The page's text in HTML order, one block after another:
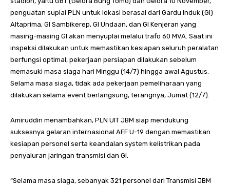
penguatan suplai PLN untuk lokasi berasal dari Gardu Induk (GI)
Altaprima, GI Sambikerep, GI Undaan, dan GI Kenjeran yang
masing-masing GI akan menyuplai melalui trafo 60 MVA. Saat ini
inspeksi dilakukan untuk memastikan kesiapan seluruh peralatan
berfungsi optimal, pekerjaan persiapan dilakukan sebelum
memasuki masa siaga hari Minggu (14/7) hingga awal Agustus.
Selama masa siaga, tidak ada pekerjaan pemeliharaan yang
dilakukan selama event berlangsung, terangnya, Jumat (12/7).
Amiruddin menambahkan, PLN UIT JBM siap mendukung
suksesnya gelaran internasional AFF U-19 dengan memastikan
kesiapan personel serta keandalan system kelistrikan pada
penyaluran jaringan transmisi dan GI.
“Selama masa siaga, sebanyak 321 personel dari Transmisi JBM